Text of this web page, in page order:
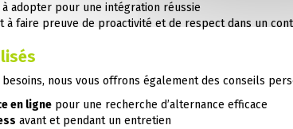
adopter pour une intégration réussie
faire preuve de proactivité et de respect dans un
nous vous offrons également des conseils
en ligne pour une recherche d’alternance efficace
avant et pendant un entretien